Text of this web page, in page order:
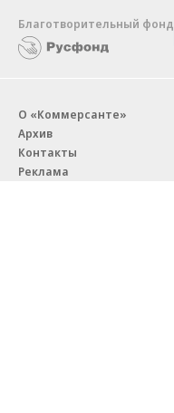
Благотворительный фонд
О «Коммерсанте»
Архив
Контакты
Реклама